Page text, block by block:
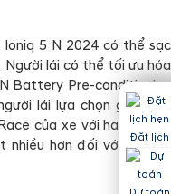
Ioniq 5 N 2024 có thể sạc
lái có thể tối ưu hóa
Battery Pre-conditioning
lái lựa chọn giữa chế
của xe với hai chế độ
nhiều hơn đối với việc sử
Đặt lịch